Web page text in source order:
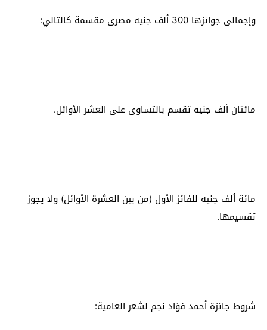
وإجمالى جوائزها 300 ألف جنيه مصرى مقسمة كالتالي:
مائتان ألف جنيه تقسم بالتساوى على العشر الأوائل.
مائة ألف جنيه للفائز الأول (من بين العشرة الأوائل) ولا يجوز
تقسيمها.
شروط جائزة أحمد فؤاد نجم لشعر العامية: